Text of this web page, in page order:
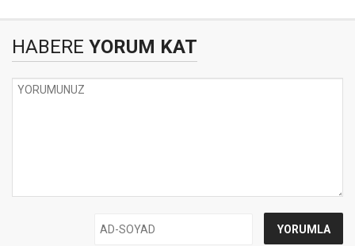
HABERE YORUM KAT